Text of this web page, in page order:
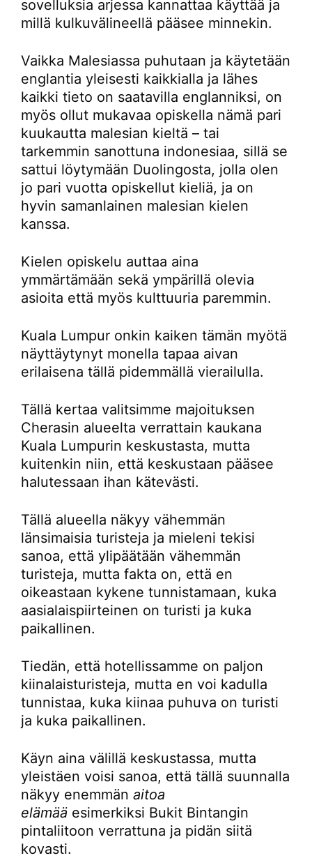
sovelluksia arjessa kannattaa käyttää ja
millä kulkuvälineellä pääsee minnekin.
Vaikka Malesiassa puhutaan ja käytetään
englantia yleisesti kaikkialla ja lähes
kaikki tieto on saatavilla englanniksi, on
myös ollut mukavaa opiskella nämä pari
kuukautta malesian kieltä – tai
tarkemmin sanottuna indonesiaa, sillä se
sattui löytymään Duolingosta, jolla olen
jo pari vuotta opiskellut kieliä, ja on
hyvin samanlainen malesian kielen
kanssa.
Kielen opiskelu auttaa aina
ymmärtämään sekä ympärillä olevia
asioita että myös kulttuuria paremmin.
Kuala Lumpur onkin kaiken tämän myötä
näyttäytynyt monella tapaa aivan
erilaisena tällä pidemmällä vierailulla.
Tällä kertaa valitsimme majoituksen
Cherasin alueelta verrattain kaukana
Kuala Lumpurin keskustasta, mutta
kuitenkin niin, että keskustaan pääsee
halutessaan ihan kätevästi.
Tällä alueella näkyy vähemmän
länsimaisia turisteja ja mieleni tekisi
sanoa, että ylipäätään vähemmän
turisteja, mutta fakta on, että en
oikeastaan kykene tunnistamaan, kuka
aasialaispiirteinen on turisti ja kuka
paikallinen.
Tiedän, että hotellissamme on paljon
kiinalaisturisteja, mutta en voi kadulla
tunnistaa, kuka kiinaa puhuva on turisti
ja kuka paikallinen.
Käyn aina välillä keskustassa, mutta
yleistäen voisi sanoa, että tällä suunnalla
näkyy enemmän aitoa
elämää esimerkiksi Bukit Bintangin
pintaliitoon verrattuna ja pidän siitä
kovasti.